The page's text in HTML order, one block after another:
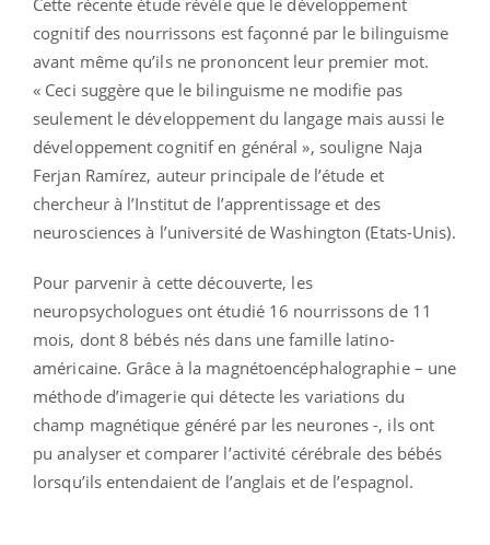
cognitif des nourrissons est façonné par le bilinguisme
avant même qu’ils ne prononcent leur premier mot.
« Ceci suggère que le bilinguisme ne modifie pas
seulement le développement du langage mais aussi le
développement cognitif en général », souligne Naja
Ferjan Ramírez, auteur principale de l’étude et
chercheur à l’Institut de l’apprentissage et des
neurosciences à l’université de Washington (Etats-Unis).
Pour parvenir à cette découverte, les
neuropsychologues ont étudié 16 nourrissons de 11
mois, dont 8 bébés nés dans une famille latino-
américaine. Grâce à la magnétoencéphalographie – une
méthode d’imagerie qui détecte les variations du
champ magnétique généré par les neurones -, ils ont
pu analyser et comparer l’activité cérébrale des bébés
lorsqu’ils entendaient de l’anglais et de l’espagnol.